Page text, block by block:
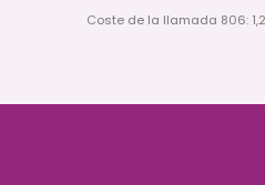
Coste de la llamada 806: